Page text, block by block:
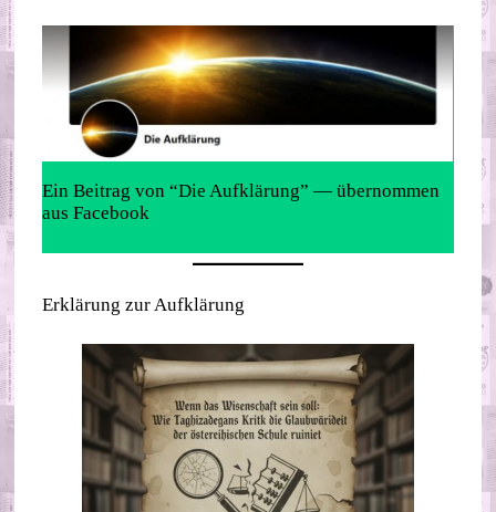
Ein Beitrag von “Die Aufklärung” — übernommen
aus Facebook
Erklärung zur Aufklärung